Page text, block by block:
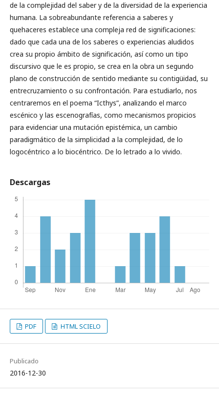
de la complejidad del saber y de la diversidad de la experiencia
humana. La sobreabundante referencia a saberes y
quehaceres establece una compleja red de significaciones:
dado que cada una de los saberes o experiencias aludidos
crea su propio ámbito de significación, así como un tipo
discursivo que le es propio, se crea en la obra un segundo
plano de construcción de sentido mediante su contigüidad, su
entrecruzamiento o su confrontación. Para estudiarlo, nos
centraremos en el poema “Icthys”, analizando el marco
escénico y las escenografías, como mecanismos propicios
para evidenciar una mutación epistémica, un cambio
paradigmático de la simplicidad a la complejidad, de lo
logocéntrico a lo biocéntrico. De lo letrado a lo vivido.
Descargas
PDF HTML SCIELO
Publicado
2016-12-30